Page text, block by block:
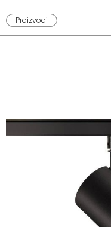
Proizvodi